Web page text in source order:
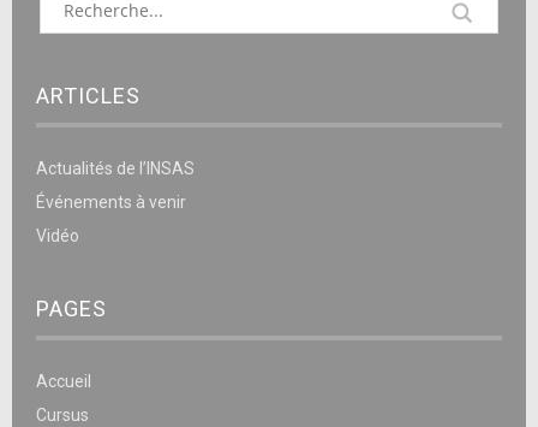
ARTICLES
Actualités de l’INSAS
Événements à venir
Vidéo
PAGES
Accueil
Cursus